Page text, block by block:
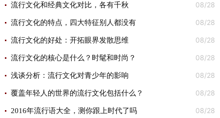
08/28
流行文化和经典文化对比，各有千秋
08/28
流行文化的特点，四大特征别人都没有
08/28
流行文化的好处：开拓眼界发散思维
08/28
流行文化的核心是什么？时髦和时尚？
08/28
浅谈分析：流行文化对青少年的影响
08/28
覆盖年轻人的世界的流行文化包括什么？
08/28
2016年流行语大全，测你跟上时代了吗